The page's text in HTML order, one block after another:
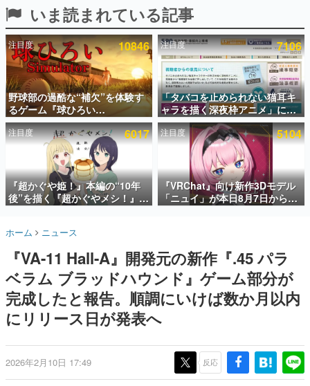
ピックアップ
電ファミのいま読まれている記事ランキング
アプリセール情報
インタビュー
連載・特集一覧
殿堂入り記事
SNS拡散数が数千以上！ ページビュー数万以上！ などな
ど。多くの人々に読まれた、電ファミ渾身の“殿堂入り”記
事をまとめました。
名作ゲームクリエイターの方々に製作時のエピソードをお
きます。
赫本
この物語を解いてはいけない。『赫本』は、〈試験問題〉
の形をした短編ホラー小説集です。
これからのデジタルゲーム市場を担う若きクリエイター達
の姿を追い、彼らのルーツと情熱を探っていきます。
いま読まれている記事
注目度 10846
野球部の過酷な“補欠”を体験す
るゲーム『球ひろい
Simulator』が「1件」のウィッ
シュリストをもとにチェコ語に
対応しSNSで話題に。『キング
ダム・カム』開発元やチェコの
プロ野球選手から称賛の声
注目度 7106
「タバコを止められない猫耳キ
ャラを描く深夜枠アニメ」に視
聴者の一部から批判意見。違法
薬物の使用と思しき描写も含め
て、BPOが議論を交わす
注目度 6017
『超かぐや姫！』本編の“10年
後”を描く『超かぐやメシ！』
Web連載決定。新たなWebマン
にて特別話が掲載スタート、あ
注目度 5104
『VRChat』向け新作3Dモデル
「ニュイ」が本日8月7日から
BOOTHにて発売。瞳に光る星
ホーム ニュース
『VA-11 Hall-A』開発元の新作『.45 パラ
ベラム ブラッドハウンド』ゲーム部分が
完成したと報告。順調にいけば数か月以内
にリリース日が発表へ
2026年2月10日 17:49 反応